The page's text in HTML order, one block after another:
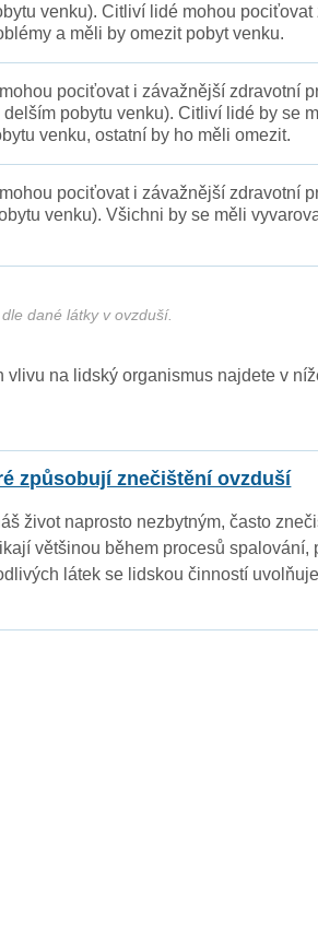
venku). Citliví lidé mohou pociťovat
a měli by omezit pobyt venku.
pociťovat i závažnější zdravotní
delším pobytu venku). Citliví lidé by se
venku, ostatní by ho měli omezit.
pociťovat i závažnější zdravotní
venku). Všichni by se měli
dané látky v ovzduší.
vlivu na lidský organismus najdete v
způsobují znečištění ovzduší
život naprosto nezbytným, často
většinou během procesů spalování,
látek se lidskou činností